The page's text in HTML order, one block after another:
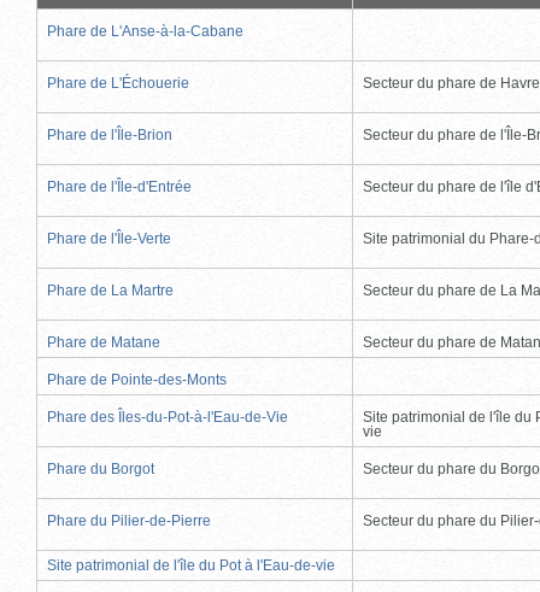
Phare de L'Anse-à-la-Cabane
Phare de L'Échouerie Secteur du phare de
Phare de l'Île-Brion Secteur du phare de l'Île-
Phare de l'Île-d'Entrée Secteur du phare de l'île
Phare de l'Île-Verte Site patrimonial du Phare-
Phare de La Martre Secteur du phare de La
Phare de Matane Secteur du phare de
Phare de Pointe-des-Monts
Phare des Îles-du-Pot-à-l'Eau-de-Vie
Site patrimonial de l'île du
vie
Phare du Borgot Secteur du phare du
Phare du Pilier-de-Pierre Secteur du phare du
Site patrimonial de l'île du Pot à l'Eau-de-vie